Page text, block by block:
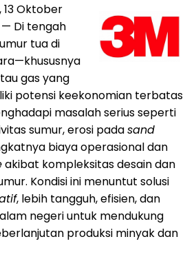
,13 Oktober
Di tengah
tua di
gas yang
potensi keekonomian terbatas
masalah serius seperti
sumur, erosi padasand
biaya operasional dan
akibat kompleksitas desain dan
Kondisi ini menuntut solusi
, lebih tangguh, efisien, dan
negeri untuk mendukung
produksi minyak dan